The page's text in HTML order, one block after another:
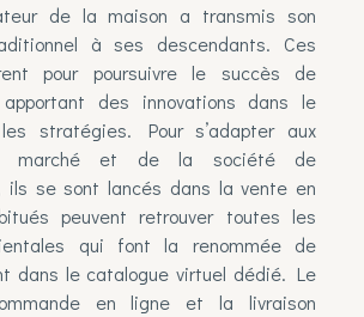
de la maison a transmis son
à ses descendants. Ces
pour poursuivre le succès de
apportant des innovations dans le
stratégies. Pour s’adapter aux
marché et de la société de
ils se sont lancés dans la vente en
peuvent retrouver toutes les
qui font la renommée de
dans le catalogue virtuel dédié. Le
en ligne et la livraison